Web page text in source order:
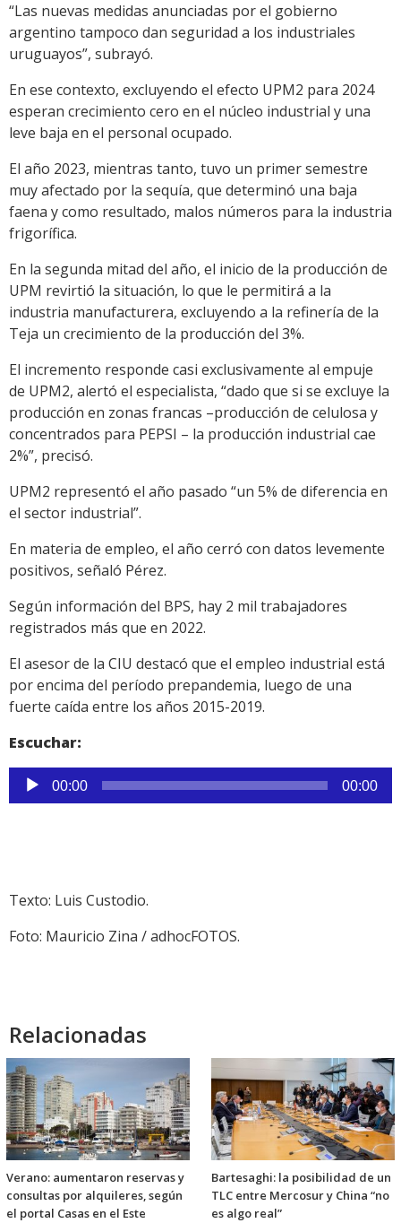
“Las nuevas medidas anunciadas por el gobierno
argentino tampoco dan seguridad a los industriales
uruguayos”, subrayó.
En ese contexto, excluyendo el efecto UPM2 para 2024
esperan crecimiento cero en el núcleo industrial y una
leve baja en el personal ocupado.
El año 2023, mientras tanto, tuvo un primer semestre
muy afectado por la sequía, que determinó una baja
faena y como resultado, malos números para la industria
frigorífica.
En la segunda mitad del año, el inicio de la producción de
UPM revirtió la situación, lo que le permitirá a la
industria manufacturera, excluyendo a la refinería de la
Teja un crecimiento de la producción del 3%.
El incremento responde casi exclusivamente al empuje
de UPM2, alertó el especialista, “dado que si se excluye la
producción en zonas francas –producción de celulosa y
concentrados para PEPSI – la producción industrial cae
2%”, precisó.
UPM2 representó el año pasado “un 5% de diferencia en
el sector industrial”.
En materia de empleo, el año cerró con datos levemente
positivos, señaló Pérez.
Según información del BPS, hay 2 mil trabajadores
registrados más que en 2022.
El asesor de la CIU destacó que el empleo industrial está
por encima del período prepandemia, luego de una
fuerte caída entre los años 2015-2019.
Escuchar:
Reproductor
de
00:00 00:00
Texto: Luis Custodio.
Foto: Mauricio Zina / adhocFOTOS.
Relacionadas
Verano: aumentaron reservas y
consultas por alquileres, según
el portal Casas en el Este
Bartesaghi: la posibilidad de un
TLC entre Mercosur y China “no
es algo real”